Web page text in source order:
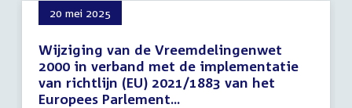
20 mei 2025
Wijziging van de Vreemdelingenwet
2000 in verband met de implementatie
van richtlijn (EU) 2021/1883 van het
Europees Parlement...